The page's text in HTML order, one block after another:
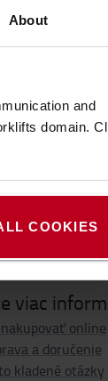
About
and
domain.
COOKIES
aby sme
NÁS
viac
online
a doručenie
kladené otázky